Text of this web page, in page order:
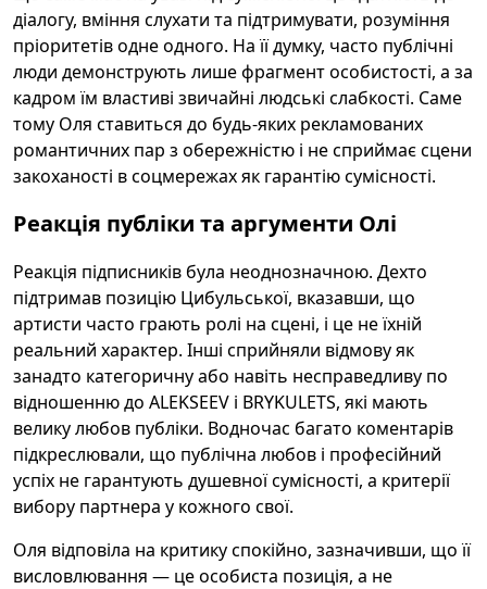
діалогу, вміння слухати та підтримувати, розуміння
пріоритетів одне одного. На її думку, часто публічні
люди демонструють лише фрагмент особистості, а за
кадром їм властиві звичайні людські слабкості. Саме
тому Оля ставиться до будь-яких рекламованих
романтичних пар з обережністю і не сприймає сцени
закоханості в соцмережах як гарантію сумісності.
Реакція публіки та аргументи Олі
Реакція підписників була неоднозначною. Дехто
підтримав позицію Цибульської, вказавши, що
артисти часто грають ролі на сцені, і це не їхній
реальний характер. Інші сприйняли відмову як
занадто категоричну або навіть несправедливу по
відношенню до ALEKSEEV і BRYKULETS, які мають
велику любов публіки. Водночас багато коментарів
підкреслювали, що публічна любов і професійний
успіх не гарантують душевної сумісності, а критерії
вибору партнера у кожного свої.
Оля відповіла на критику спокійно, зазначивши, що її
висловлювання — це особиста позиція, а не